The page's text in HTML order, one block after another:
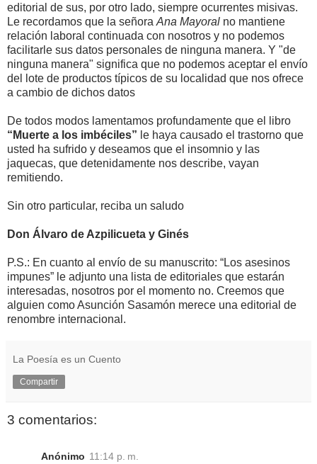
editorial de sus, por otro lado, siempre ocurrentes misivas.
Le recordamos que la señora Ana Mayoral no mantiene
relación laboral continuada con nosotros y no podemos
facilitarle sus datos personales de ninguna manera. Y "de
ninguna manera" significa que no podemos aceptar el envío
del lote de productos típicos de su localidad que nos ofrece
a cambio de dichos datos
De todos modos lamentamos profundamente que el libro
“Muerte a los imbéciles” le haya causado el trastorno que
usted ha sufrido y deseamos que el insomnio y las
jaquecas, que detenidamente nos describe, vayan
remitiendo.
Sin otro particular, reciba un saludo
Don Álvaro de Azpilicueta y Ginés
P.S.: En cuanto al envío de su manuscrito: “Los asesinos
impunes” le adjunto una lista de editoriales que estarán
interesadas, nosotros por el momento no. Creemos que
alguien como Asunción Sasamón merece una editorial de
renombre internacional.
La Poesía es un Cuento
Compartir
3 comentarios:
Anónimo 11:14 p. m.